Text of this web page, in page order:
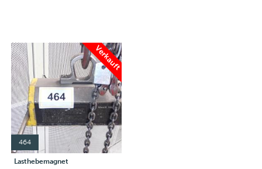
Verkauft
464
Lasthebemagnet